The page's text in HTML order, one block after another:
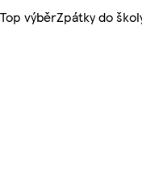
Top výběrZpátky do